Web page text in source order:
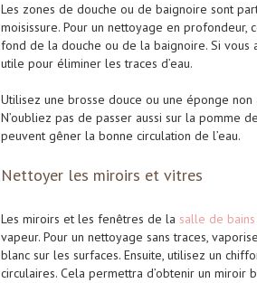
Les zones de douche ou de baignoire sont
moisissure. Pour un nettoyage en
fond de la douche ou de la baignoire. Si
utile pour éliminer les traces d’eau.
Utilisez une brosse douce ou une éponge
N’oubliez pas de passer aussi sur la pomme
peuvent gêner la bonne circulation de l’eau.
Nettoyer les miroirs et vitres
Les miroirs et les fenêtres de la salle de bains
vapeur. Pour un nettoyage sans traces,
blanc sur les surfaces. Ensuite, utilisez un
circulaires. Cela permettra d’obtenir un miroir